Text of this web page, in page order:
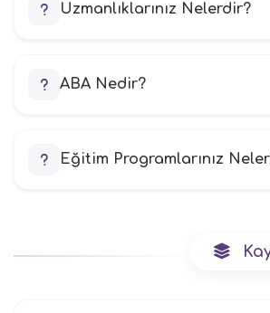
Uzmanlıklarınız Nelerdir?
ABA Nedir?
Eğitim Programlarınız